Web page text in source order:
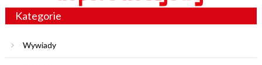
Kategorie
Wywiady